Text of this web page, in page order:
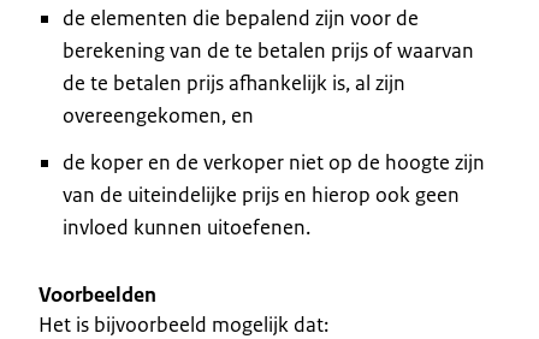
de elementen die bepalend zijn voor de
berekening van de te betalen prijs of waarvan
de te betalen prijs afhankelijk is, al zijn
overeengekomen, en
de koper en de verkoper niet op de hoogte zijn
van de uiteindelijke prijs en hierop ook geen
invloed kunnen uitoefenen.
Voorbeelden
Het is bijvoorbeeld mogelijk dat: